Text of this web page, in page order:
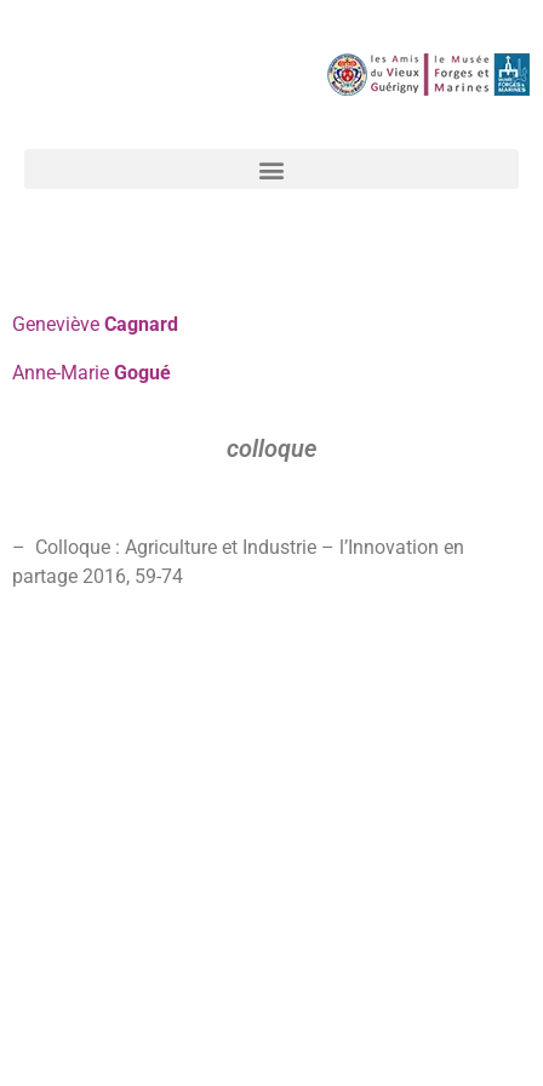
Geneviève Cagnard
Anne-Marie Gogué
colloque
– Colloque : Agriculture et Industrie – l’Innovation en
partage 2016, 59-74